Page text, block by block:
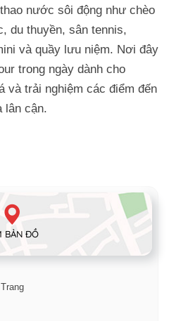
nước sôi động như chèo
du thuyền, sân tennis,
và quầy lưu niệm. Nơi đây
trong ngày dành cho
và trải nghiệm các điểm đến
lân cận.
BẢN ĐỒ